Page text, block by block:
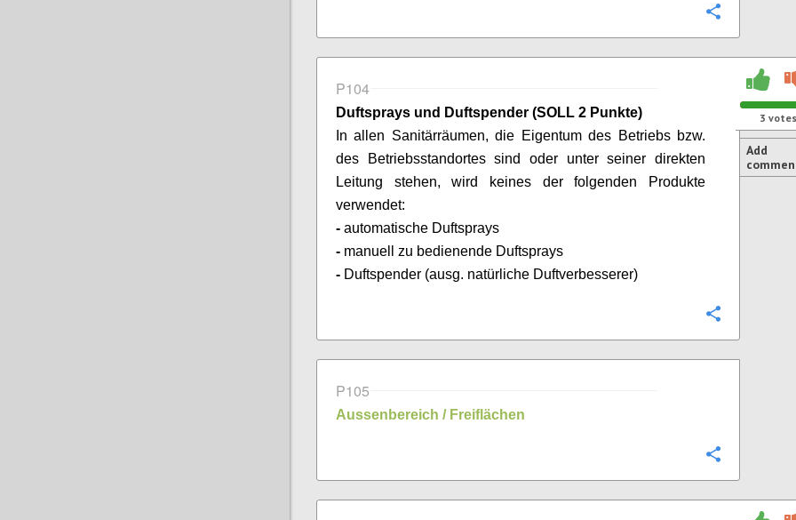
P104
Duftsprays und Duftspender (SOLL 2 Punkte)
In allen Sanitärräumen, die Eigentum des Betriebs bzw.
des Betriebsstandortes sind oder unter seiner direkten
Leitung stehen, wird keines der folgenden Produkte
verwendet:
- automatische Duftsprays
- manuell zu bedienende Duftsprays
- Duftspender (ausg. natürliche Duftverbesserer)
3 votes
Add
P105
Aussenbereich / Freiflächen